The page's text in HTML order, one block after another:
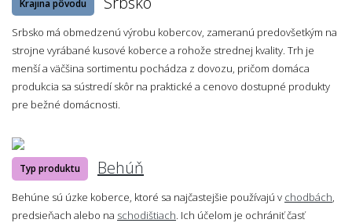
Krajina pôvodu
Srbsko má obmedzenú výrobu kobercov, zameranú predovšetkým na
strojne vyrábané kusové koberce a rohože strednej kvality. Trh je
menší a väčšina sortimentu pochádza z dovozu, pričom domáca
produkcia sa sústredí skôr na praktické a cenovo dostupné produkty
pre bežné domácnosti.
Typ produktu Behúň
Behúne sú úzke koberce, ktoré sa najčastejšie používajú v chodbách
predsieňach alebo na schodištiach . Ich účelom je ochrániť časť